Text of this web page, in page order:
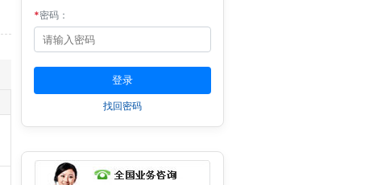
*密码：
找回密码